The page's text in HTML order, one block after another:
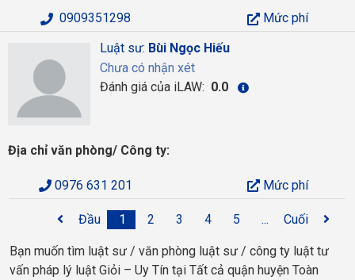
0909351298
Mức phí
Luật sư: Bùi Ngọc Hiếu
Chưa có nhận xét
Đánh giá của iLAW: 0.0
Địa chỉ văn phòng/ Công ty:
0976 631 201 Mức phí
Đầu 1 2 3 4 5 ... Cuối
Bạn muốn tìm luật sư / văn phòng luật sư / công ty luật tư
vấn pháp lý luật Giỏi – Uy Tín tại Tất cả quận huyện Toàn